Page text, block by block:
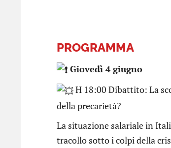
PROGRAMMA
Giovedì 4 giugno
H 18:00 Dibattito: La
della precarietà?
La situazione salariale in
tracollo sotto i colpi della